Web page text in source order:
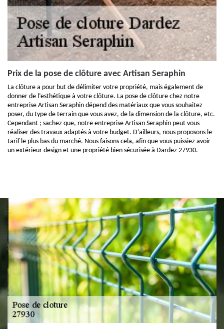
Prix de la pose de clôture avec Artisan Seraphin
La clôture a pour but de délimiter votre propriété, mais également de
donner de l’esthétique à votre clôture. La pose de clôture chez notre
entreprise Artisan Seraphin dépend des matériaux que vous souhaitez
poser, du type de terrain que vous avez, de la dimension de la clôture, etc.
Cependant ; sachez que, notre entreprise Artisan Seraphin peut vous
réaliser des travaux adaptés à votre budget. D’ailleurs, nous proposons le
tarif le plus bas du marché. Nous faisons cela, afin que vous puissiez avoir
un extérieur design et une propriété bien sécurisée à Dardez 27930.